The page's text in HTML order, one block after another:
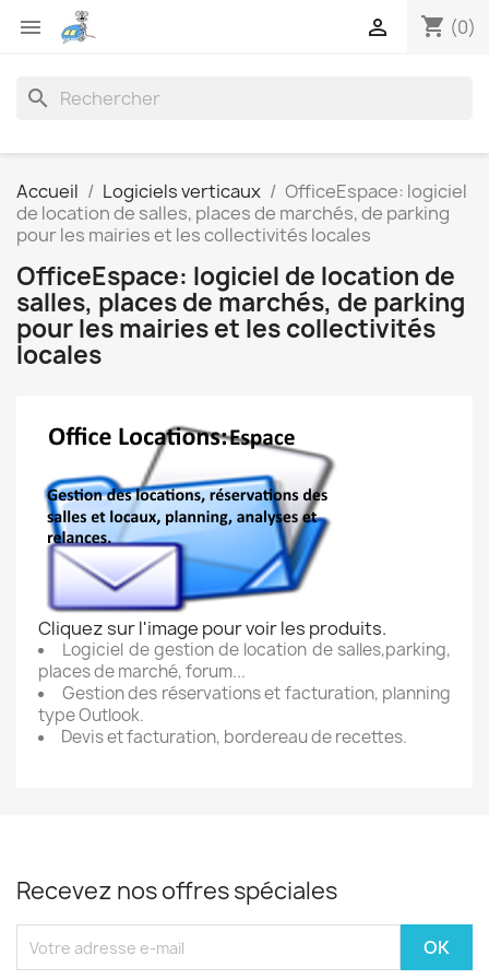
 shopping_cart (0)

search
Accueil Logiciels verticaux
OfficeEspace: logiciel
de location de salles, places de marchés, de parking
pour les mairies et les collectivités locales
OfficeEspace: logiciel de location de
salles, places de marchés, de parking
pour les mairies et les collectivités
locales
Cliquez sur l'image pour voir les produits.
Logiciel de gestion de location de salles,parking,
places de marché, forum...
Gestion des réservations et facturation, planning
type Outlook.
Devis et facturation, bordereau de recettes.
Recevez nos offres spéciales